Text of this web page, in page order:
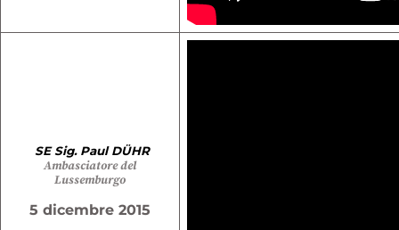
SE Sig. Paul DÜHR
Ambasciatore del
Lussemburgo
5 dicembre 2015